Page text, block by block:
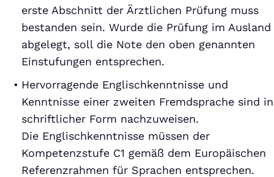
erste Abschnitt der Ärztlichen Prüfung muss
bestanden sein. Wurde die Prüfung im Ausland
abgelegt, soll die Note den oben genannten
Einstufungen entsprechen.
Hervorragende Englischkenntnisse und
Kenntnisse einer zweiten Fremdsprache sind in
schriftlicher Form nachzuweisen.
Die Englischkenntnisse müssen der
Kompetenzstufe C1 gemäß dem Europäischen
Referenzrahmen für Sprachen entsprechen.